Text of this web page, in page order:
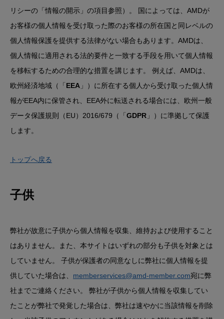
リシーの 「情報の開示」 の項目参照）。 国によっては、AMDが
お客様の個人情報を受け取った際のお客様の所在国と同レベルの
個人情報保護を提供する法律がない場合もあります。AMDは、
個人情報に適用される法的要件と一致する手段を用いて個人情報
を移転するための合理的な措置を講じます。 例えば、AMDは、
欧州経済地域（「 EEA 」）に所在する個人から受け取った個人情
報がEEA内に保管され、EEA外に転送される場合には、欧州一般
データ保護規則（EU）2016/679（「 GDPR 」）に準拠して保護
します。
トップへ戻る
子供
弊社が故意に子供から個人情報を収集、維持および使用すること
はありません。また、本サイトはいずれの部分も子供を対象とは
していません。 子供が保護者の同意なしに弊社に個人情報を提
供していた場合は、 memberservices@amd-member.com宛に弊
社までご連絡ください。 弊社が子供から個人情報を収集してい
たことが弊社で発覚した場合は、弊社は速やかに当該情報を削除